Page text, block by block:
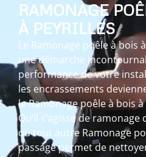
RAMONAGE
À PEYRILLES
Le Ramonage poêle à bois
une démarche
performance de votre
les encrassements
le Ramonage poêle à bois
Qu’il s’agisse de
ou tout autre Ramonage
passage permet de